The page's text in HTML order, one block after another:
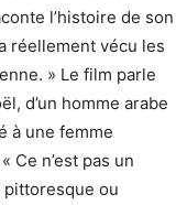
l’histoire de son
réellement vécu les
» Le film parle
d’un homme arabe
à une femme
Ce n’est pas un
pittoresque ou